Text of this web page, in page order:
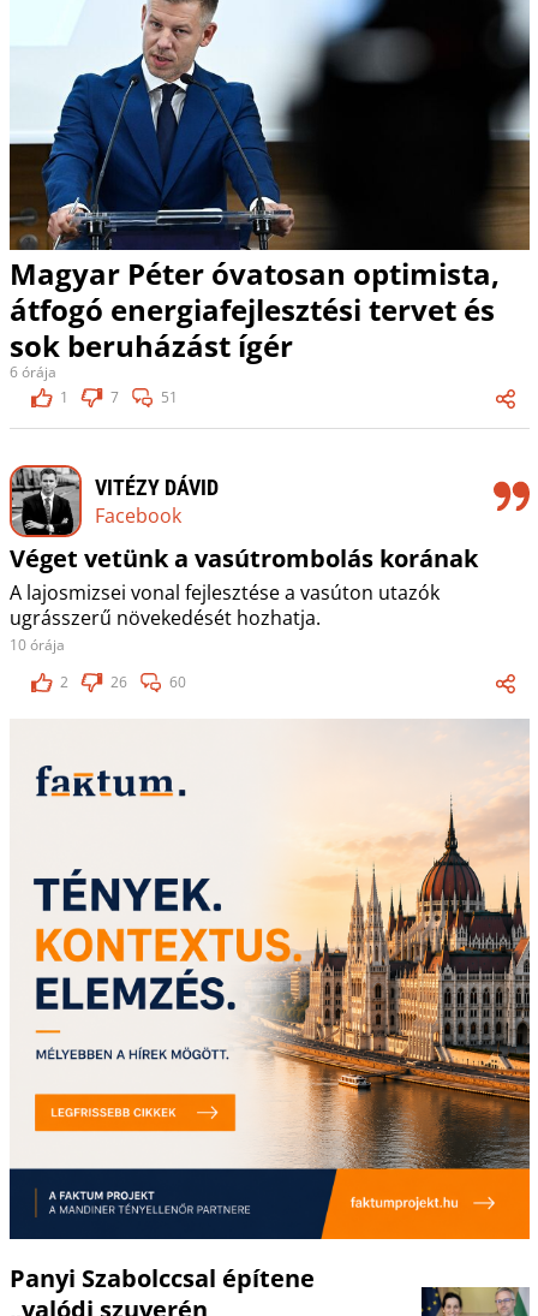
Magyar Péter óvatosan optimista,
átfogó energiafejlesztési tervet és
sok beruházást ígér
6 órája
1
7 51
VITÉZY DÁVID
Facebook
Véget vetünk a vasútrombolás korának
A lajosmizsei vonal fejlesztése a vasúton utazók
ugrásszerű növekedését hozhatja.
10 órája
2
26 60
Panyi Szabolccsal építene
„valódi szuverén